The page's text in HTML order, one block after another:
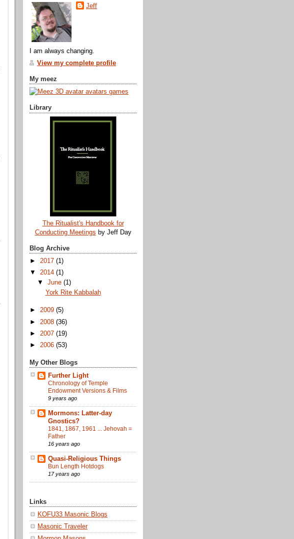
Jeff
I am always changing.
View my complete profile
My meez
Library
The Ritualist's Handbook for
Conducting Meetings by Jeff Day
Blog Archive
► 2017 (1)
▼ 2014 (1)
▼June(1)
York Rite Kabbalah
► 2009 (5)
► 2008 (36)
► 2007 (19)
► 2006 (53)
My Other Blogs
Further Light
Chronology of Temple
Endowment Versions & Films
9 years ago
Mormons: Latter-day
Gnostics?
1841, 1867, 1961 ... Jehovah =
Father
16 years ago
Quasi-Religious Things
Bun Length Hotdogs
17 years ago
Links
KOFU33 Masonic Blogs
Masonic Traveler